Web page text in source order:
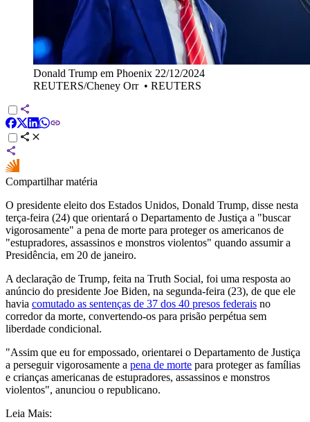
Donald Trump em Phoenix 22/12/2024
REUTERS/Cheney Orr• REUTERS
Compartilhar matéria
O presidente eleito dos Estados Unidos, Donald Trump, disse nesta
terça-feira (24) que orientará o Departamento de Justiça a "buscar
vigorosamente" a pena de morte para proteger os americanos de
"estupradores, assassinos e monstros violentos" quando assumir a
Presidência, em 20 de janeiro.
A declaração de Trump, feita na Truth Social, foi uma resposta ao
anúncio do presidente Joe Biden, na segunda-feira (23), de que ele
havia comutado as sentenças de 37 dos 40 presos federais no
corredor da morte, convertendo-os para prisão perpétua sem
liberdade condicional.
"Assim que eu for empossado, orientarei o Departamento de Justiça
a perseguir vigorosamente a pena de morte para proteger as famílias
e crianças americanas de estupradores, assassinos e monstros
violentos", anunciou o republicano.
Leia Mais: